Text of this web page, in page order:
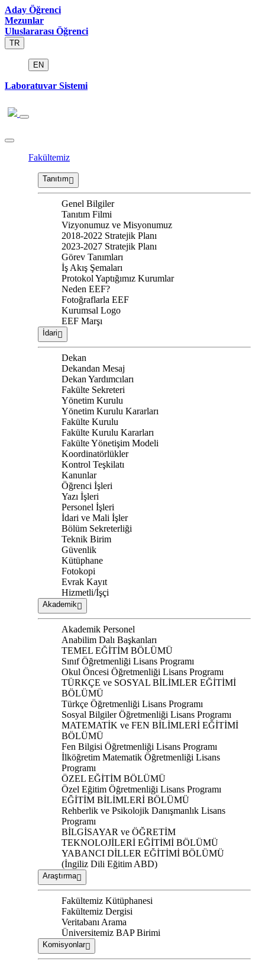
Aday Öğrenci
Mezunlar
Uluslararası Öğrenci
TR
EN
Laboratuvar Sistemi
Fakültemiz
Tanıtım
Genel Bilgiler
Tanıtım Filmi
Vizyonumuz ve Misyonumuz
2018-2022 Stratejik Planı
2023-2027 Stratejik Planı
Görev Tanımları
İş Akış Şemaları
Protokol Yaptığımız Kurumlar
Neden EEF?
Fotoğraflarla EEF
Kurumsal Logo
EEF Marşı
İdari
Dekan
Dekandan Mesaj
Dekan Yardımcıları
Fakülte Sekreteri
Yönetim Kurulu
Yönetim Kurulu Kararları
Fakülte Kurulu
Fakülte Kurulu Kararları
Fakülte Yönetişim Modeli
Koordinatörlükler
Kontrol Teşkilatı
Kanunlar
Öğrenci İşleri
Yazı İşleri
Personel İşleri
İdari ve Mali İşler
Bölüm Sekreterliği
Teknik Birim
Güvenlik
Kütüphane
Fotokopi
Evrak Kayıt
Hizmetli/İşçi
Akademik
Akademik Personel
Anabilim Dalı Başkanları
TEMEL EĞİTİM BÖLÜMÜ
Sınıf Öğretmenliği Lisans Programı
Okul Öncesi Öğretmenliği Lisans Programı
TÜRKÇE ve SOSYAL BİLİMLER EĞİTİMİ
BÖLÜMÜ
Türkçe Öğretmenliği Lisans Programı
Sosyal Bilgiler Öğretmenliği Lisans Programı
MATEMATİK ve FEN BİLİMLERİ EĞİTİMİ
BÖLÜMÜ
Fen Bilgisi Öğretmenliği Lisans Programı
İlköğretim Matematik Öğretmenliği Lisans
Programı
ÖZEL EĞİTİM BÖLÜMÜ
Özel Eğitim Öğretmenliği Lisans Programı
EĞİTİM BİLİMLERİ BÖLÜMÜ
Rehberlik ve Psikolojik Danışmanlık Lisans
Programı
BİLGİSAYAR ve ÖĞRETİM
TEKNOLOJİLERİ EĞİTİMİ BÖLÜMÜ
YABANCI DİLLER EĞİTİMİ BÖLÜMÜ
(İngiliz Dili Eğitim ABD)
Araştırma
Fakültemiz Kütüphanesi
Fakültemiz Dergisi
Veritabanı Arama
Üniversitemiz BAP Birimi
Komisyonlar